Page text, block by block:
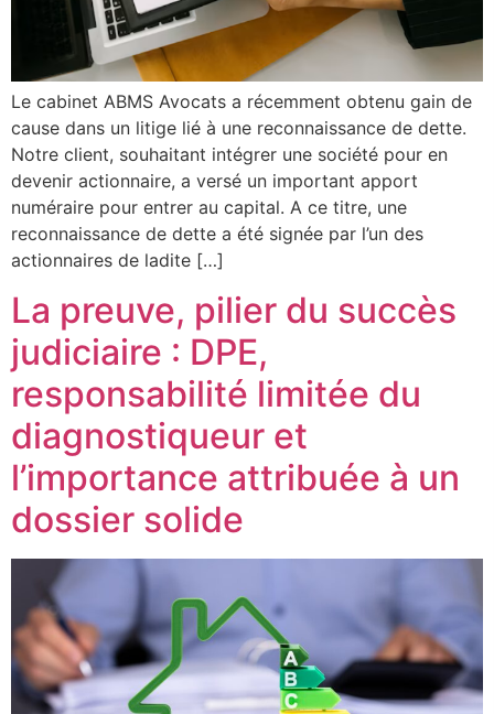
Le cabinet ABMS Avocats a récemment obtenu gain de
cause dans un litige lié à une reconnaissance de dette.
Notre client, souhaitant intégrer une société pour en
devenir actionnaire, a versé un important apport
numéraire pour entrer au capital. A ce titre, une
reconnaissance de dette a été signée par l’un des
actionnaires de ladite […]
La preuve, pilier du succès
judiciaire : DPE,
responsabilité limitée du
diagnostiqueur et
l’importance attribuée à un
dossier solide